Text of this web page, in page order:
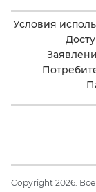
Условия
Copyright 2026.